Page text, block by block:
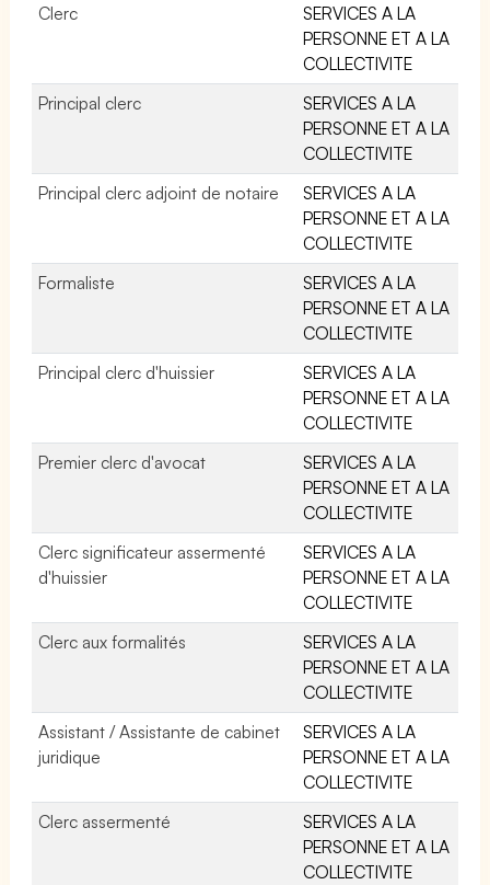
Clerc
SERVICES A LA
PERSONNE ET A LA
COLLECTIVITE
Principal clerc
SERVICES A LA
PERSONNE ET A LA
COLLECTIVITE
Principal clerc adjoint de notaire
SERVICES A LA
PERSONNE ET A LA
COLLECTIVITE
Formaliste
SERVICES A LA
PERSONNE ET A LA
COLLECTIVITE
Principal clerc d'huissier
SERVICES A LA
PERSONNE ET A LA
COLLECTIVITE
Premier clerc d'avocat
SERVICES A LA
PERSONNE ET A LA
COLLECTIVITE
Clerc significateur assermenté
d'huissier
SERVICES A LA
PERSONNE ET A LA
COLLECTIVITE
Clerc aux formalités
SERVICES A LA
PERSONNE ET A LA
COLLECTIVITE
Assistant / Assistante de cabinet
juridique
SERVICES A LA
PERSONNE ET A LA
COLLECTIVITE
Clerc assermenté
SERVICES A LA
PERSONNE ET A LA
COLLECTIVITE